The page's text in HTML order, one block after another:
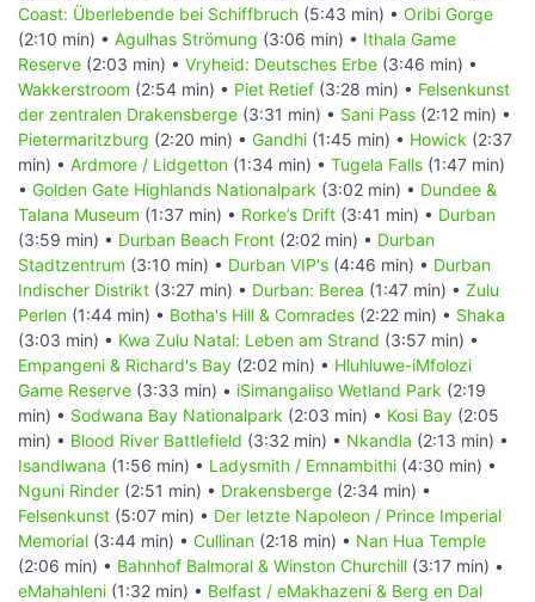
Coast: Überlebende bei Schiffbruch (5:43 min) • Oribi Gorge
(2:10 min) • Agulhas Strömung (3:06 min) • Ithala Game
Reserve (2:03 min) • Vryheid: Deutsches Erbe (3:46 min) •
Wakkerstroom (2:54 min) • Piet Retief (3:28 min) • Felsenkunst
der zentralen Drakensberge (3:31 min) • Sani Pass (2:12 min) •
Pietermaritzburg (2:20 min) • Gandhi (1:45 min) • Howick (2:37
min) • Ardmore / Lidgetton (1:34 min) • Tugela Falls (1:47 min)
• Golden Gate Highlands Nationalpark (3:02 min) • Dundee &
Talana Museum (1:37 min) • Rorke’s Drift (3:41 min) • Durban
(3:59 min) • Durban Beach Front (2:02 min) • Durban
Stadtzentrum (3:10 min) • Durban VIP's (4:46 min) • Durban
Indischer Distrikt (3:27 min) • Durban: Berea (1:47 min) • Zulu
Perlen (1:44 min) • Botha's Hill & Comrades (2:22 min) • Shaka
(3:03 min) • Kwa Zulu Natal: Leben am Strand (3:57 min) •
Empangeni & Richard's Bay (2:02 min) • Hluhluwe-iMfolozi
Game Reserve (3:33 min) • iSimangaliso Wetland Park (2:19
min) • Sodwana Bay Nationalpark (2:03 min) • Kosi Bay (2:05
min) • Blood River Battlefield (3:32 min) • Nkandla (2:13 min) •
Isandlwana (1:56 min) • Ladysmith / Emnambithi (4:30 min) •
Nguni Rinder (2:51 min) • Drakensberge (2:34 min) •
Felsenkunst (5:07 min) • Der letzte Napoleon / Prince Imperial
Memorial (3:44 min) • Cullinan (2:18 min) • Nan Hua Temple
(2:06 min) • Bahnhof Balmoral & Winston Churchill (3:17 min) •
eMahahleni (1:32 min) • Belfast / eMakhazeni & Berg en Dal